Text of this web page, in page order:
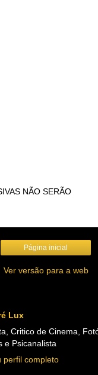
NÃO SERÃO
Página inicial
Ver versão para a web
Lux
Critico de Cinema,
e Psicanalista
perfil completo